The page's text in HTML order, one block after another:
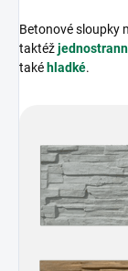
Betonové sloupky
taktéž
také hladké.